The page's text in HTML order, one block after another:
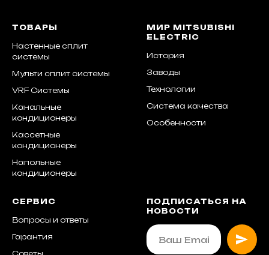
ТОВАРЫ
Настенные сплит
системы
Мульти сплит системы
VRF Системы
Канальные
кондиционеры
Кассетные
кондиционеры
Напольные
кондиционеры
МИР MITSUBISHI
ELECTRIC
История
Заводы
Технологии
Система качества
Особенности
СЕРВИС
Вопросы и ответы
Гарантия
ПОДПИСАТЬСЯ НА
НОВОСТИ